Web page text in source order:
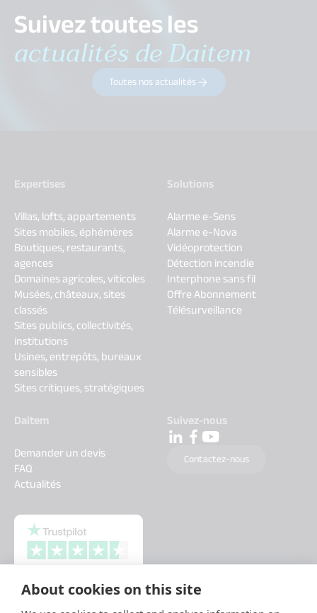
About cookies on this site
Suivez toutes les
actualités de Daitem
Toutes nos actualités
Expertises
Villas, lofts, appartements
Sites mobiles, éphémères
Boutiques, restaurants,
agences
Domaines agricoles, viticoles
Musées, châteaux, sites
classés
Sites publics, collectivités,
institutions
Usines, entrepôts, bureaux
sensibles
Sites critiques, stratégiques
Solutions
Alarme e-Sens
Alarme e-Nova
Vidéoprotection
Détection incendie
Interphone sans fil
Offre Abonnement
Télésurveillance
Daitem
Demander un devis
FAQ
Actualités
Suivez-nous
Contactez-nous